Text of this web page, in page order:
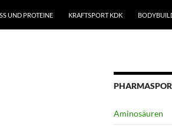
UND PROTEINE KRAFTSPORT KDK
Aminosäuren